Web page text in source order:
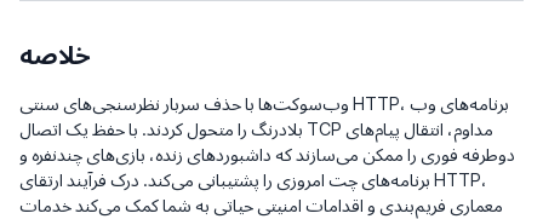
خلاصه
وب‌سوکت‌ها با حذف سربار نظرسنجی‌های سنتی HTTP، برنامه‌های وب
بلادرنگ را متحول کردند. با حفظ یک اتصال TCP مداوم، انتقال پیام‌های
دوطرفه فوری را ممکن می‌سازند که داشبوردهای زنده، بازی‌های چندنفره و
برنامه‌های چت امروزی را پشتیبانی می‌کند. درک فرآیند ارتقای HTTP،
معماری فریم‌بندی و اقدامات امنیتی حیاتی به شما کمک می‌کند خدمات